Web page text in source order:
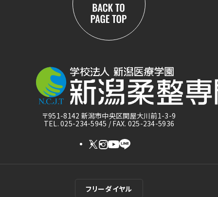
〒951-8142 新潟市中央区関屋大川前1-3-9
TEL. 025-234-5945 / FAX. 025-234-5936
フリーダイヤル